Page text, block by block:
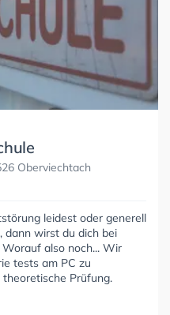
Oberviechtach
leidest oder generell
dann wirst du dich bei
also noch... Wir
tests am PC zu
Prüfung.